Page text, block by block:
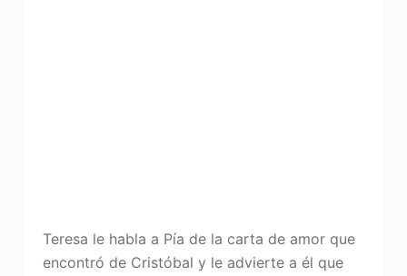
Teresa le habla a Pía de la carta de amor que
encontró de Cristóbal y le advierte a él que